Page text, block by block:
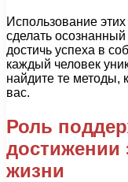
Использование
сделать
достичь успеха в
каждый человек
найдите те методы,
вас.
Роль
достижении
жизни